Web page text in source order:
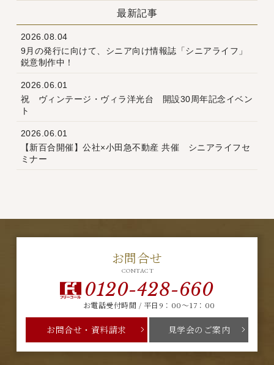
最新記事
2026.08.04
9月の発行に向けて、シニア向け情報誌「シニアライフ」
鋭意制作中！
2026.06.01
祝 ヴィンテージ・ヴィラ洋光台 開設30周年記念イベン
ト
2026.06.01
【新百合開催】公社×小田急不動産 共催 シニアライフセ
ミナー
お問合せ
CONTACT
0120-428-660
お電話受付時間 / 平日9：00～17：00
お問合せ・資料請求 見学会のご案内